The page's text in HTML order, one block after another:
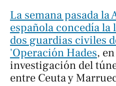
La semana pasada
española concedía la
dos guardias civiles
'Operación Hades,
investigación del
entre Ceuta y